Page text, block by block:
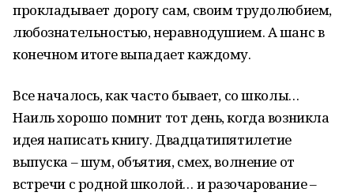
прокладывает дорогу сам, своим трудолюбием,
любознательностью, неравнодушием. А шанс в
конечном итоге выпадает каждому.
Все началось, как часто бывает, со школы…
Наиль хорошо помнит тот день, когда возникла
идея написать книгу. Двадцатипятилетие
выпуска – шум, объятия, смех, волнение от
встречи с родной школой… и разочарование –